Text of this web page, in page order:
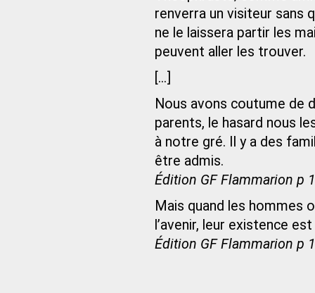
renverra un visiteur sans
ne le laissera partir les
peuvent aller les trouver.
[...]
Nous avons coutume de
parents, le hasard nous
à notre gré. Il y a des
être admis.
Édition GF Flammarion p
Mais quand les hommes
l’avenir, leur existence
Édition GF Flammarion p